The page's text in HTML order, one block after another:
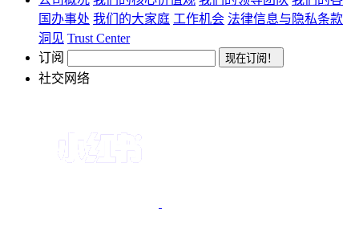
国办事处 我们的大家庭 工作机会 法律信息与隐私条款
洞见 Trust Center
订阅
社交网络